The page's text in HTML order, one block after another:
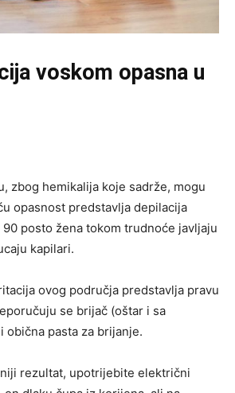
voskom opasna u
zbog hemikalija koje sadrže, mogu
opasnost predstavlja depilacija
posto žena tokom trudnoće javljaju
kapilari.
ovog područja predstavlja pravu
se brijač (oštar i sa
obična pasta za brijanje.
rezultat, upotrijebite električni